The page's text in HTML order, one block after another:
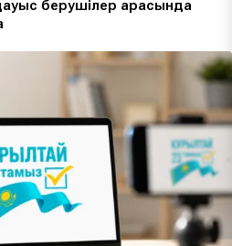
берушілер арасында